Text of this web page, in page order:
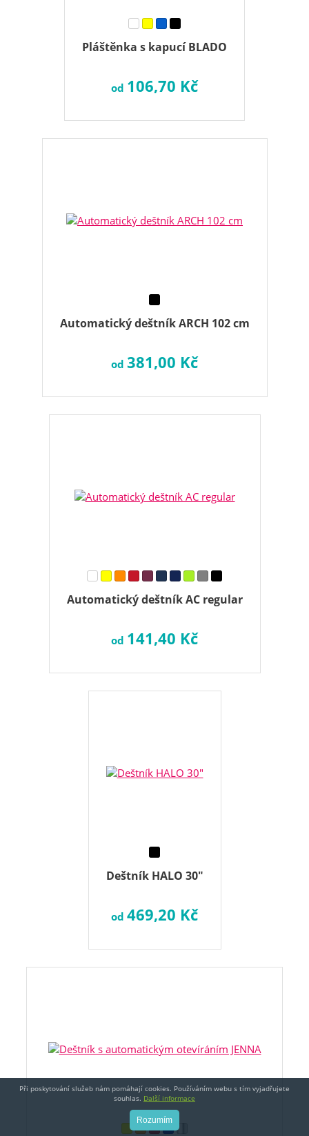
Pláštěnka s kapucí BLADO
od 106,70 Kč
Automatický deštník ARCH 102 cm
od 381,00 Kč
Automatický deštník AC regular
od 141,40 Kč
Deštník HALO 30"
od 469,20 Kč
Při poskytování služeb nám pomáhají cookies. Používáním webu s tím vyjadřujete
souhlas. Další informace
Rozumím